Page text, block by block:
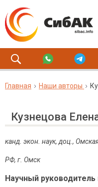
Главная Наши авторы
Кузнецова
канд. экон. наук, доц.,
РФ, г. Омск
Научный руководитель